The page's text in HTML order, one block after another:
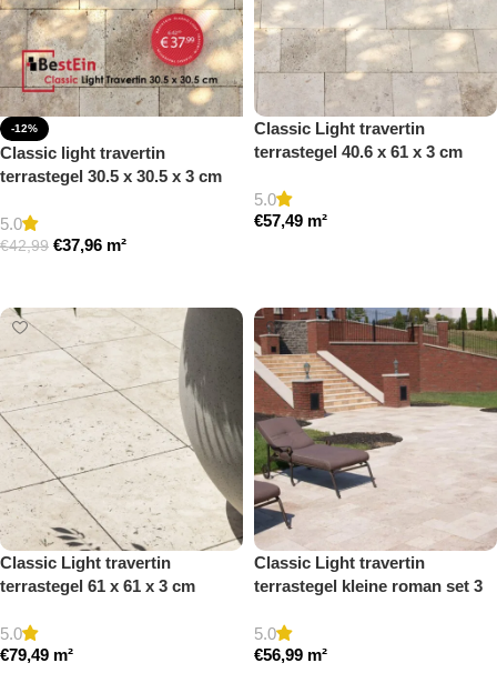
-12%
Classic light travertin
terrastegel 30.5 x 30.5 x 3 cm
5.0
€42,99 €37,96 m²
Classic Light travertin
terrastegel 40.6 x 61 x 3 cm
5.0
€57,49 m²
Classic Light travertin
terrastegel 61 x 61 x 3 cm
5.0
€79,49 m²
Classic Light travertin
terrastegel kleine roman set 3
5.0
€56,99 m²